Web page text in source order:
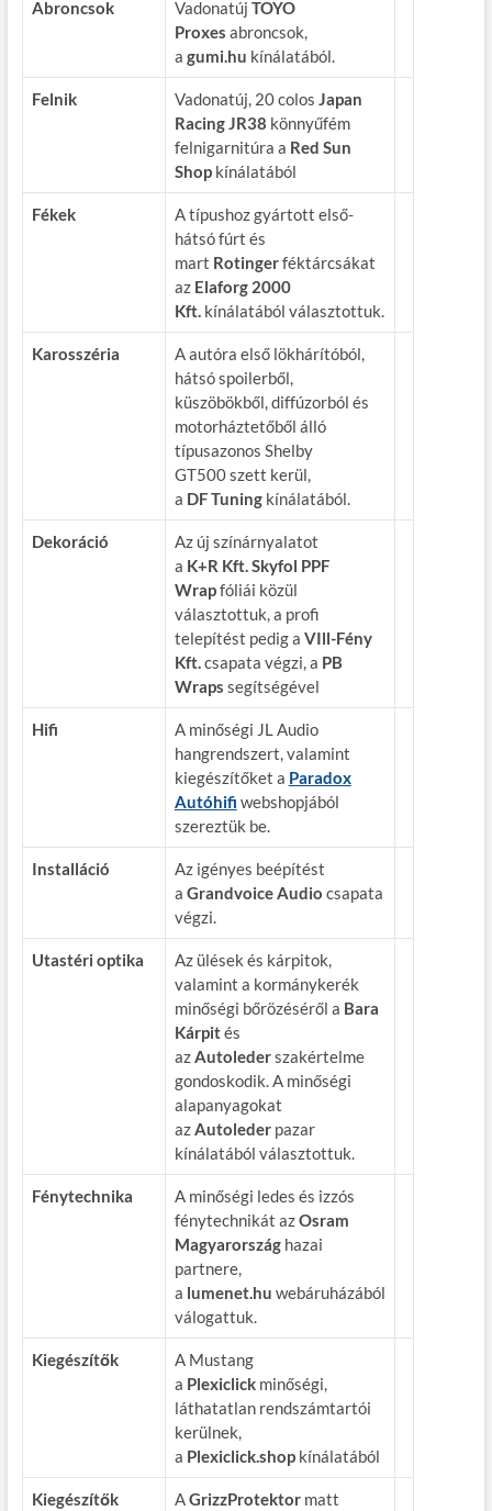
Abroncsok Vadonatúj TOYO
Proxes abroncsok,
a gumi.hu kínálatából.
Felnik Vadonatúj, 20 colos Japan
Racing JR38 könnyűfém
felnigarnitúra a Red Sun
Shop kínálatából
Fékek
A típushoz gyártott első-
hátsó fúrt és
mart Rotingerféktárcsákat
az Elaforg 2000
Kft.kínálatából választottuk.
Karosszéria
A autóra első lökhárítóból,
hátsó spoilerből,
küszöbökből, diffúzorból és
motorháztetőből álló
típusazonos Shelby
GT500 szett kerül,
a DF Tuning kínálatából.
Dekoráció
Az új színárnyalatot
a K+R Kft. Skyfol PPF
Wrapfóliái közül
választottuk, a profi
telepítést pedig a VIll-Fény
Kft.csapata végzi, a PB
Wraps segítségével
Hifi
A minőségi JL Audio
hangrendszert, valamint
kiegészítőket a Paradox
Autóhifi webshopjából
szereztük be.
Installáció
Az igényes beépítést
a Grandvoice Audio csapata
végzi.
Utastéri optika
Az ülések és kárpitok,
valamint a kormánykerék
minőségi bőrözéséről a Bara
Kárpités
azAutolederszakértelme
gondoskodik. A minőségi
alapanyagokat
azAutoleder pazar
kínálatából választottuk.
Fénytechnika
A minőségi ledes és izzós
fénytechnikát azOsram
Magyarországhazai
partnere,
a lumenet.hu webáruházából
válogattuk.
Kiegészítők
A Mustang
a Plexiclickminőségi,
láthatatlan rendszámtartói
kerülnek,
a Plexiclick.shop kínálatából
Kiegészítők AGrizzProtektormatt